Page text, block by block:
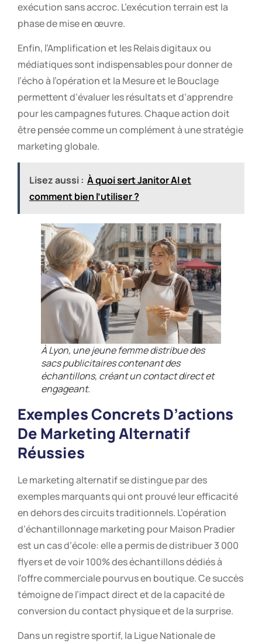
exécution sans accroc. L’exécution terrain est la
phase de mise en œuvre.
Enfin, l’Amplification et les Relais digitaux ou
médiatiques sont indispensables pour donner de
l’écho à l’opération et la Mesure et le Bouclage
permettent d’évaluer les résultats et d’apprendre
pour les campagnes futures. Chaque action doit
être pensée comme un complément à une stratégie
marketing globale.
Lisez aussi : À quoi sert Janitor AI et
comment bien l’utiliser ?
À Lyon, une jeune femme distribue des
sacs publicitaires contenant des
échantillons, créant un contact direct et
engageant.
Exemples Concrets D’actions
De Marketing Alternatif
Réussies
Le marketing alternatif se distingue par des
exemples marquants qui ont prouvé leur efficacité
en dehors des circuits traditionnels. L’opération
d’échantillonnage marketing pour Maison Pradier
est un cas d’école: elle a permis de distribuer 3 000
flyers et de voir 100% des échantillons dédiés à
l’offre commerciale pourvus en boutique. Ce succès
témoigne de l’impact direct et de la capacité de
conversion du contact physique et de la surprise.
Dans un registre sportif, la Ligue Nationale de